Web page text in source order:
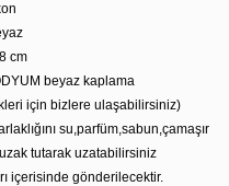
cm
beyaz kaplama
için bizlere ulaşabilirsiniz)
su,parfüm,sabun,çamaşır
tutarak uzatabilirsiniz
içerisinde gönderilecektir.